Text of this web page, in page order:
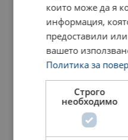
Продуктов номер
NKV06201
NKV07201
NKV08201
NKV10201
които може да я
информация,
предоставили
вашето
Политика за
Строго
необходимо